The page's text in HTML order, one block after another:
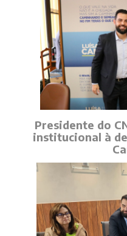
Presidente do
institucional à